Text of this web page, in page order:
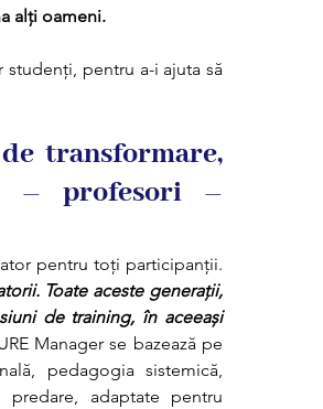
alți oameni.
pentru a-i ajuta să
transformare,
– profesori –
pentru toți participanții.
Toate aceste generații,
de training, în aceeași
Manager se bazează pe
pedagogia sistemică,
adaptate pentru